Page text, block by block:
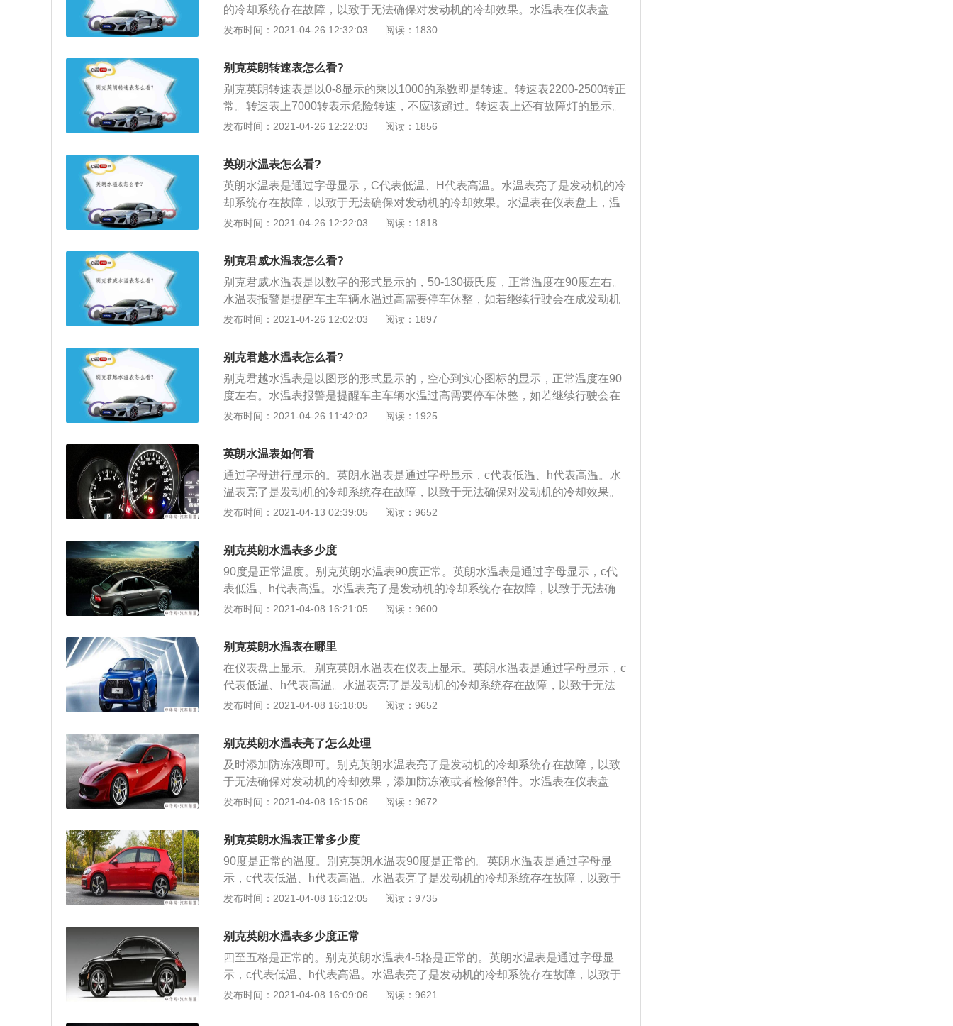
度。
动机机油不足或者机油质量不达标，导致的发动机温度过高。只需更换优质机油
即可。
的冷却系统存在故障，以致于无法确保对发动机的冷却效果。水温表在仪表盘
上，温度在90度即4-5格是正常的，车辆水温过高或者过低都会影响车辆发动机
度过高，需停车待发动机冷却后加入冷却液；2、水泵、风扇皮带过松或折断导
致发动机温度过高，需要前往维修店更换相关部件；3、散热器护罩网或散热器
芯通风道被杂物堵塞，致使散热不良，从而导致发动机温度过高。需更换散热护
罩或者清理杂物；4、发动机机油不足或者机油质量不达标，导致的发动机温度
过高。只需更换优质机油即可。
发布时间：2021-04-26 12:32:03 阅读：1830
别克英朗转速表怎么看?
别克英朗转速表是以0-8显示的乘以1000的系数即是转速。转速表2200-2500转正
常。转速表上7000转表示危险转速，不应该超过。转速表上还有故障灯的显示。
转速表指针不动的原因如下：1、转速表内软轴连接断开所导致的转速表指针不
物，导致指针无法转动；4、转速表内线路出现问题，老化或者烧断。
发布时间：2021-04-26 12:22:03 阅读：1856
英朗水温表怎么看?
英朗水温表是通过字母显示，C代表低温、H代表高温。水温表亮了是发动机的冷
却系统存在故障，以致于无法确保对发动机的冷却效果。水温表在仪表盘上，温
度在90度即4-5格是正常的，车辆水温过高或者过低都会影响车辆发动机的运
高，需停车待发动机冷却后加入冷却液；2、水泵、风扇皮带过松或折断导致发
动机温度过高，需要前往维修店更换相关部件；3、散热器护罩网或散热器芯通
风道被杂物堵塞，致使散热不良，从而导致发动机温度过高。需更换散热护罩或
者清理杂物；4、发动机机油不足或者机油质量不达标，导致的发动机温度过
高。只需更换优质机油即可。
发布时间：2021-04-26 12:22:03 阅读：1818
别克君威水温表怎么看?
别克君威水温表是以数字的形式显示的，50-130摄氏度，正常温度在90度左右。
水温表报警是提醒车主车辆水温过高需要停车休整，如若继续行驶会在成发动机
报废。当水温灯亮红灯时表明发动机水温过高，需停车休整，避免发动机报废。
需停车待发动机冷却后加入冷却液；2、水泵、风扇皮带过松或折断导致发动机
温度过高，需要前往维修店更换相关部件；3、散热器护罩网或散热器芯通风道
被杂物堵塞，致使散热不良，从而导致发动机温度过高。需更换散热护罩或者清
理杂物；4、发动机机油不足或者机油质量不达标，导致的发动机温度过高。只
需更换优质机油即可。
发布时间：2021-04-26 12:02:03 阅读：1897
别克君越水温表怎么看?
别克君越水温表是以图形的形式显示的，空心到实心图标的显示，正常温度在90
度左右。水温表报警是提醒车主车辆水温过高需要停车休整，如若继续行驶会在
成发动机报废。当水温灯亮红灯时表明发动机水温过高，需停车休整，避免发动
度过高，需停车待发动机冷却后加入冷却液；2、水泵、风扇皮带过松或折断导
致发动机温度过高，需要前往维修店更换相关部件；3、散热器护罩网或散热器
芯通风道被杂物堵塞，致使散热不良，从而导致发动机温度过高。需更换散热护
罩或者清理杂物；4、发动机机油不足或者机油质量不达标，导致的发动机温度
过高。只需更换优质机油即可。
发布时间：2021-04-26 11:42:02 阅读：1925
英朗水温表如何看
通过字母进行显示的。英朗水温表是通过字母显示，c代表低温、h代表高温。水
温表亮了是发动机的冷却系统存在故障，以致于无法确保对发动机的冷却效果。
水温表在仪表盘上，温度在90度即4-5格是正常的，车辆水温过高或者过低都会
导致发动机温度过高，需停车待发动机冷却后加入冷却液； 2、水泵、风扇皮带
过松或折断导致发动机温度过高，需要到维修店更换相关部件； 3、散热器护罩
网或散热器芯通风道被杂物堵塞，致使散热不良，从而导致发动机温度过高。需
更换散热护罩或者清理杂物；4、发动机机油不足或者机油质量不达标，导致的
发动机温度过高。只需更换优质机油即可。auto.china.com
发布时间：2021-04-13 02:39:05 阅读：9652
别克英朗水温表多少度
90度是正常温度。别克英朗水温表90度正常。英朗水温表是通过字母显示，c代
表低温、h代表高温。水温表亮了是发动机的冷却系统存在故障，以致于无法确
保对发动机的冷却效果。水温表在仪表盘上，温度在90度即4-5格是正常的，车
1、冷却系统冷却水不足导致发动机温度过高，需停车待发动机冷却后加入冷却
液； 2、水泵、风扇皮带过松或折断导致发动机温度过高，需要到维修店更换相
关部件； 3、散热器护罩网或散热器芯通风道被杂物堵塞，致使散热不良，从而
导致发动机温度过高。需更换散热护罩或者清理杂物； 4、发动机机油不足或者
机油质量不达标，导致的发动机温度过高。只需更换优质机油即可。
发布时间：2021-04-08 16:21:05 阅读：9600
别克英朗水温表在哪里
在仪表盘上显示。别克英朗水温表在仪表上显示。英朗水温表是通过字母显示，c
代表低温、h代表高温。水温表亮了是发动机的冷却系统存在故障，以致于无法
确保对发动机的冷却效果。水温表在仪表盘上，温度在90度即4-5格是正常的，
是： 1、冷却系统冷却水不足导致发动机温度过高，需停车待发动机冷却后加入
冷却液； 2、水泵、风扇皮带过松或折断导致发动机温度过高，需要到维修店更
换相关部件； 3、散热器护罩网或散热器芯通风道被杂物堵塞，致使散热不良，
从而导致发动机温度过高。需更换散热护罩或者清理杂物； 4、发动机机油不足
或者机油质量不达标，导致的发动机温度过高。只需更换优质机油即可。
发布时间：2021-04-08 16:18:05 阅读：9652
别克英朗水温表亮了怎么处理
及时添加防冻液即可。别克英朗水温表亮了是发动机的冷却系统存在故障，以致
于无法确保对发动机的冷却效果，添加防冻液或者检修部件。水温表在仪表盘
上，温度在90度即4-5格是正常的，车辆水温过高或者过低都会影响车辆发动机
过高，需停车待发动机冷却后加入冷却液； 2、水泵、风扇皮带过松或折断导致
发动机温度过高，需要到维修店更换相关部件； 3、散热器护罩网或散热器芯通
风道被杂物堵塞，致使散热不良，从而导致发动机温度过高。需更换散热护罩或
者清理杂物； 4、发动机机油不足或者机油质量不达标，导致的发动机温度过
高。只需更换优质机油即可。
发布时间：2021-04-08 16:15:06 阅读：9672
别克英朗水温表正常多少度
90度是正常的温度。别克英朗水温表90度是正常的。英朗水温表是通过字母显
示，c代表低温、h代表高温。水温表亮了是发动机的冷却系统存在故障，以致于
无法确保对发动机的冷却效果。水温表在仪表盘上，温度在90度即4-5格是正常
法是： 1、冷却系统冷却水不足导致发动机温度过高，需停车待发动机冷却后加
入冷却液； 2、水泵、风扇皮带过松或折断导致发动机温度过高，需要到维修店
更换相关部件； 3、散热器护罩网或散热器芯通风道被杂物堵塞，致使散热不
良，从而导致发动机温度过高。需更换散热护罩或者清理杂物； 4、发动机机油
不足或者机油质量不达标，导致的发动机温度过高。只需更换优质机油即可。
发布时间：2021-04-08 16:12:05 阅读：9735
别克英朗水温表多少度正常
四至五格是正常的。别克英朗水温表4-5格是正常的。英朗水温表是通过字母显
示，c代表低温、h代表高温。水温表亮了是发动机的冷却系统存在故障，以致于
无法确保对发动机的冷却效果。水温表在仪表盘上，温度在90度即4-5格是正常
发布时间：2021-04-08 16:09:06 阅读：9621